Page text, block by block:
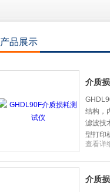
产品展示
介质
结构，
滤波技
型打印
查看详
介质